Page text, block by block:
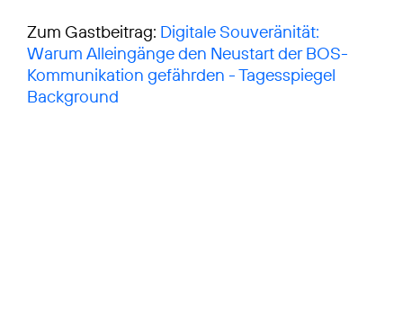
Zum Gastbeitrag: Digitale Souveränität:
Warum Alleingänge den Neustart der BOS-
Kommunikation gefährden - Tagesspiegel
Background